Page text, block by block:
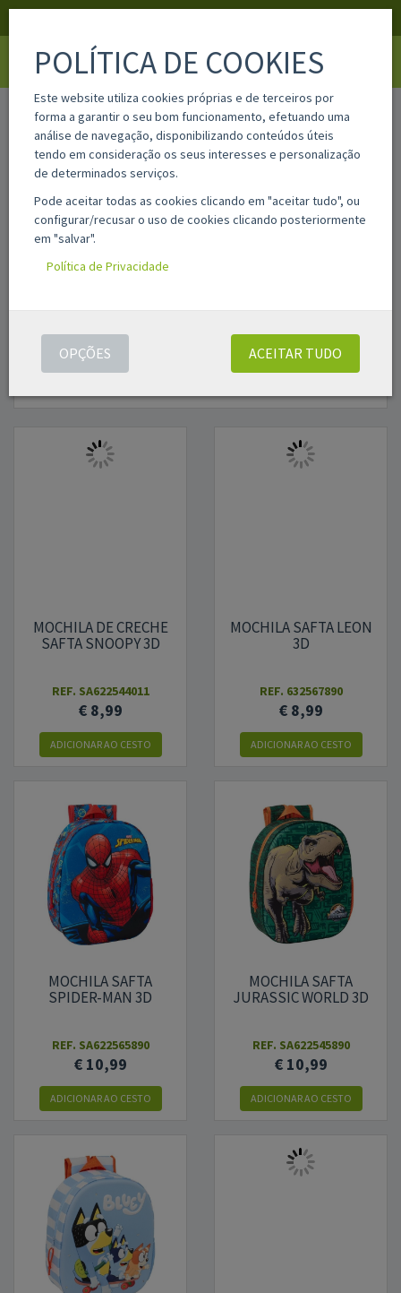
home material-escolar mochilas infantis
Filtros
MOCHILAS INFANTIS
Filtro de texto:
Foram encontrados
MOCHILA DE CRECHE
SAFTA SNOOPY 3D
REF. SA622544011
€ 8,99
ADICIONAR AO CESTO
MOCHILA SAFTA LEON
3D
REF. 632567890
€ 8,99
ADICIONAR AO CESTO
MOCHILA SAFTA
SPIDER-MAN 3D
REF. SA622565890
€ 10,99
ADICIONAR AO CESTO
MOCHILA SAFTA
JURASSIC WORLD 3D
REF. SA622545890
€ 10,99
ADICIONAR AO CESTO
POLÍTICA DE COOKIES
Este website utiliza cookies próprias e de terceiros por
forma a garantir o seu bom funcionamento, efetuando uma
análise de navegação, disponibilizando conteúdos úteis
tendo em consideração os seus interesses e personalização
de determinados serviços.
Pode aceitar todas as cookies clicando em "aceitar tudo", ou
configurar/recusar o uso de cookies clicando posteriormente
em "salvar".
Política de Privacidade
ACEITAR TUDO
OPÇÕES